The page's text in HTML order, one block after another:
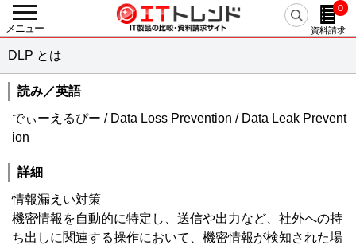
メニュー
0
資料請求
戻る
カテゴリーから探す
人事・労務
基幹統合
ERP / SCM / EAI / ERP クラウド / 美容クリニック支援サービス / アパレル業支援システム
AIサービス
販売
DLP とは
読み／英語
でぃーえるぴー / Data Loss Prevention / Data Leak Prevent
ion
詳細
情報漏えい対策
機密情報を自動的に特定し、送信や出力など、社外への持
ち出しに関連する操作において、機密情報が検知された場